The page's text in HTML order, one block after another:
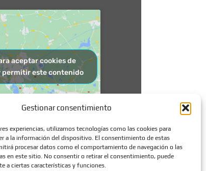
Gestionar consentimiento
experiencias, utilizamos tecnologías como las cookies para
a la información del dispositivo. El consentimiento de estas
procesar datos como el comportamiento de navegación o las
en este sitio. No consentir o retirar el consentimiento, puede
a ciertas características y funciones.
aceptar cookies de
permitir este contenido